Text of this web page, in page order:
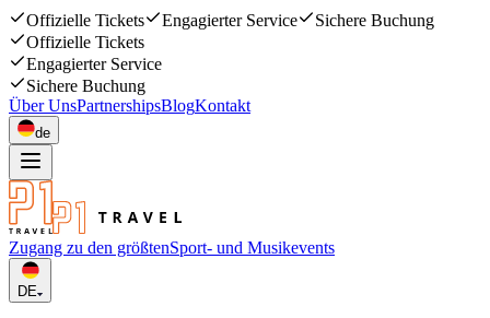
Offizielle Tickets Engagierter Service
Sichere Buchung
Offizielle Tickets
Engagierter Service
Sichere Buchung
Über UnsPartnershipsBlogKontakt
de
Zugang zu den größtenSport- und Musikevents
DE